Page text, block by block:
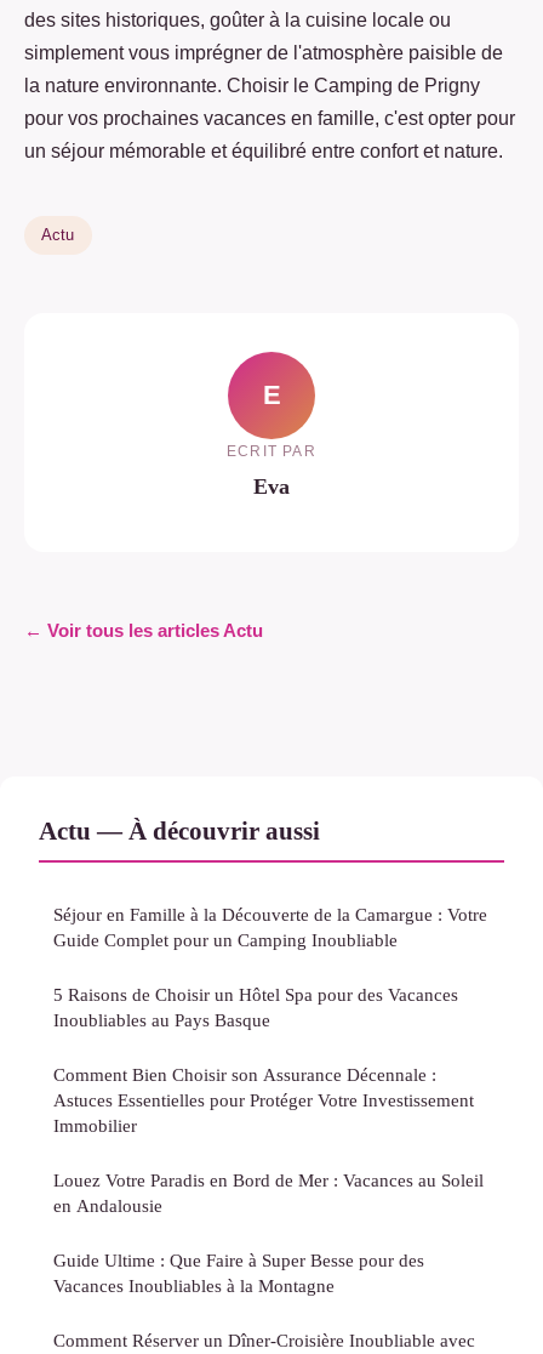
des sites historiques, goûter à la cuisine locale ou
simplement vous imprégner de l'atmosphère paisible de
la nature environnante. Choisir le Camping de Prigny
pour vos prochaines vacances en famille, c'est opter pour
un séjour mémorable et équilibré entre confort et nature.
Actu
E
ECRIT PAR
Eva
← Voir tous les articles Actu
Actu — À découvrir aussi
Séjour en Famille à la Découverte de la Camargue : Votre
Guide Complet pour un Camping Inoubliable
5 Raisons de Choisir un Hôtel Spa pour des Vacances
Inoubliables au Pays Basque
Comment Bien Choisir son Assurance Décennale :
Astuces Essentielles pour Protéger Votre Investissement
Immobilier
Louez Votre Paradis en Bord de Mer : Vacances au Soleil
en Andalousie
Guide Ultime : Que Faire à Super Besse pour des
Vacances Inoubliables à la Montagne
Comment Réserver un Dîner-Croisière Inoubliable avec